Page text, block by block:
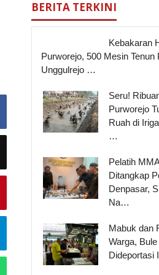
BERITA TERKINI
Kebakaran
Purworejo, 500 Mesin Tenun
Unggulrejo …
Seru!
Purworejo
Ruah di
…
Pelatih
Ditangkap
Denpasar,
Na…
Mabuk dan
Warga,
Dideportasi